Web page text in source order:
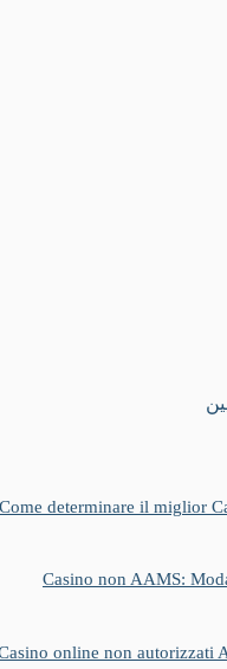
Come determinare il miglior
Casino non AAMS:
Casino online non